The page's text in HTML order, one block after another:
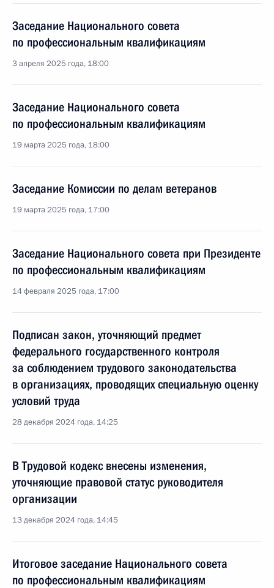
Заседание Национального совета
по профессиональным квалификациям
3 апреля 2025 года, 18:00
Заседание Национального совета
по профессиональным квалификациям
19 марта 2025 года, 18:00
Заседание Комиссии по делам ветеранов
19 марта 2025 года, 17:00
Заседание Национального совета при Президенте
по профессиональным квалификациям
14 февраля 2025 года, 17:00
Подписан закон, уточняющий предмет
федерального государственного контроля
за соблюдением трудового законодательства
в организациях, проводящих специальную оценку
условий труда
28 декабря 2024 года, 14:25
В Трудовой кодекс внесены изменения,
уточняющие правовой статус руководителя
организации
13 декабря 2024 года, 14:45
Итоговое заседание Национального совета
по профессиональным квалификациям